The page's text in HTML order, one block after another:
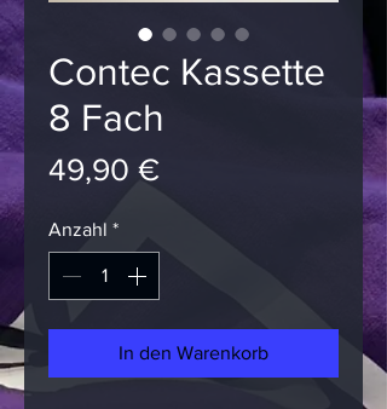
Contec Kassette
8 Fach
49,90 €Preis
Anzahl *
In den Warenkorb